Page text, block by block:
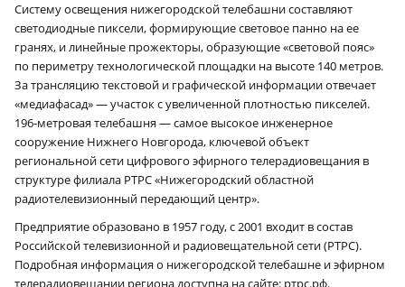
Систему освещения нижегородской телебашни составляют
светодиодные пиксели, формирующие световое панно на ее
гранях, и линейные прожекторы, образующие «световой пояс»
по периметру технологической площадки на высоте 140 метров.
За трансляцию текстовой и графической информации отвечает
«медиафасад» — участок с увеличенной плотностью пикселей.
196-метровая телебашня — самое высокое инженерное
сооружение Нижнего Новгорода, ключевой объект
региональной сети цифрового эфирного телерадиовещания в
структуре филиала РТРС «Нижегородский областной
радиотелевизионный передающий центр».
Предприятие образовано в 1957 году, с 2001 входит в состав
Российской телевизионной и радиовещательной сети (РТРС).
Подробная информация о нижегородской телебашне и эфирном
телерадиовещании региона доступна на сайте: ртрс.рф.